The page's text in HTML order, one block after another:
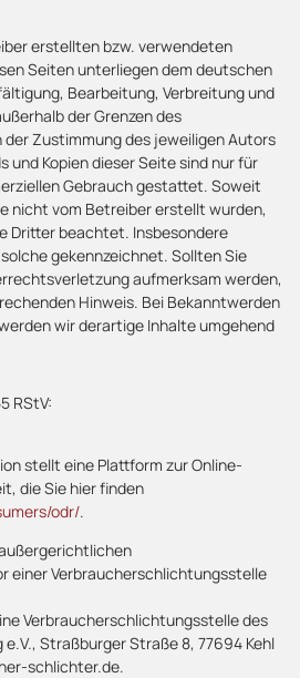
erstellten bzw. verwendeten
Seiten unterliegen dem deutschen
Bearbeitung, Verbreitung und
der Grenzen des
Zustimmung des jeweiligen Autors
und Kopien dieser Seite sind nur für
Gebrauch gestattet. Soweit
nicht vom Betreiber erstellt wurden,
Dritter beachtet. Insbesondere
gekennzeichnet. Sollten Sie
aufmerksam werden,
Hinweis. Bei Bekanntwerden
wir derartige Inhalte umgehend
RStV:
stellt eine Plattform zur Online-
die Sie hier finden
odr/.
einer Verbraucherschlichtungsstelle
Verbraucherschlichtungsstelle des
Straßburger Straße 8, 77694 Kehl
schlichter.de.